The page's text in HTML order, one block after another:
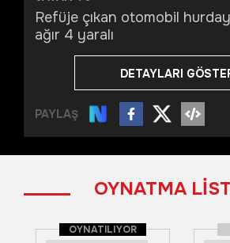
Refüje çıkan otomobil
ağır 4 yaralı
DETAYLARI
PAYLAŞ
OYNATMA
OYNATILIYOR